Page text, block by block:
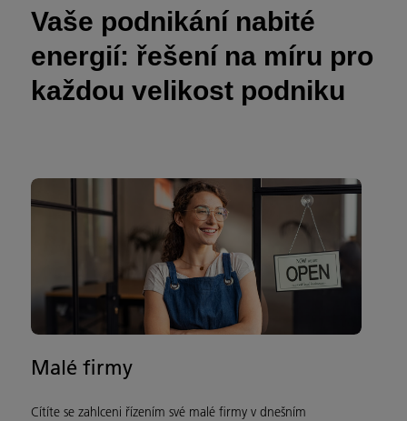
Vaše podnikání nabité
energií: řešení na míru pro
každou velikost podniku
Malé firmy
Cítíte se zahlceni řízením své malé firmy v dnešním